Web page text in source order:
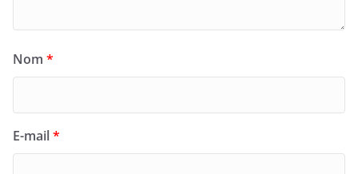
Nom *
E-mail*